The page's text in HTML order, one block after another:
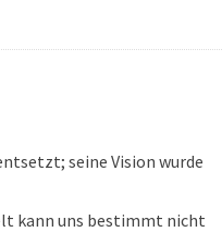
seine Vision wurde
kann uns bestimmt nicht